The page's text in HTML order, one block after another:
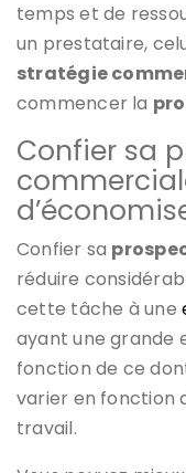
temps et de
un prestataire,
stratégie
commencer la
Confier sa
Confier sa
réduire
cette tâche à une
ayant une grande
fonction de ce
varier en fonction
travail.